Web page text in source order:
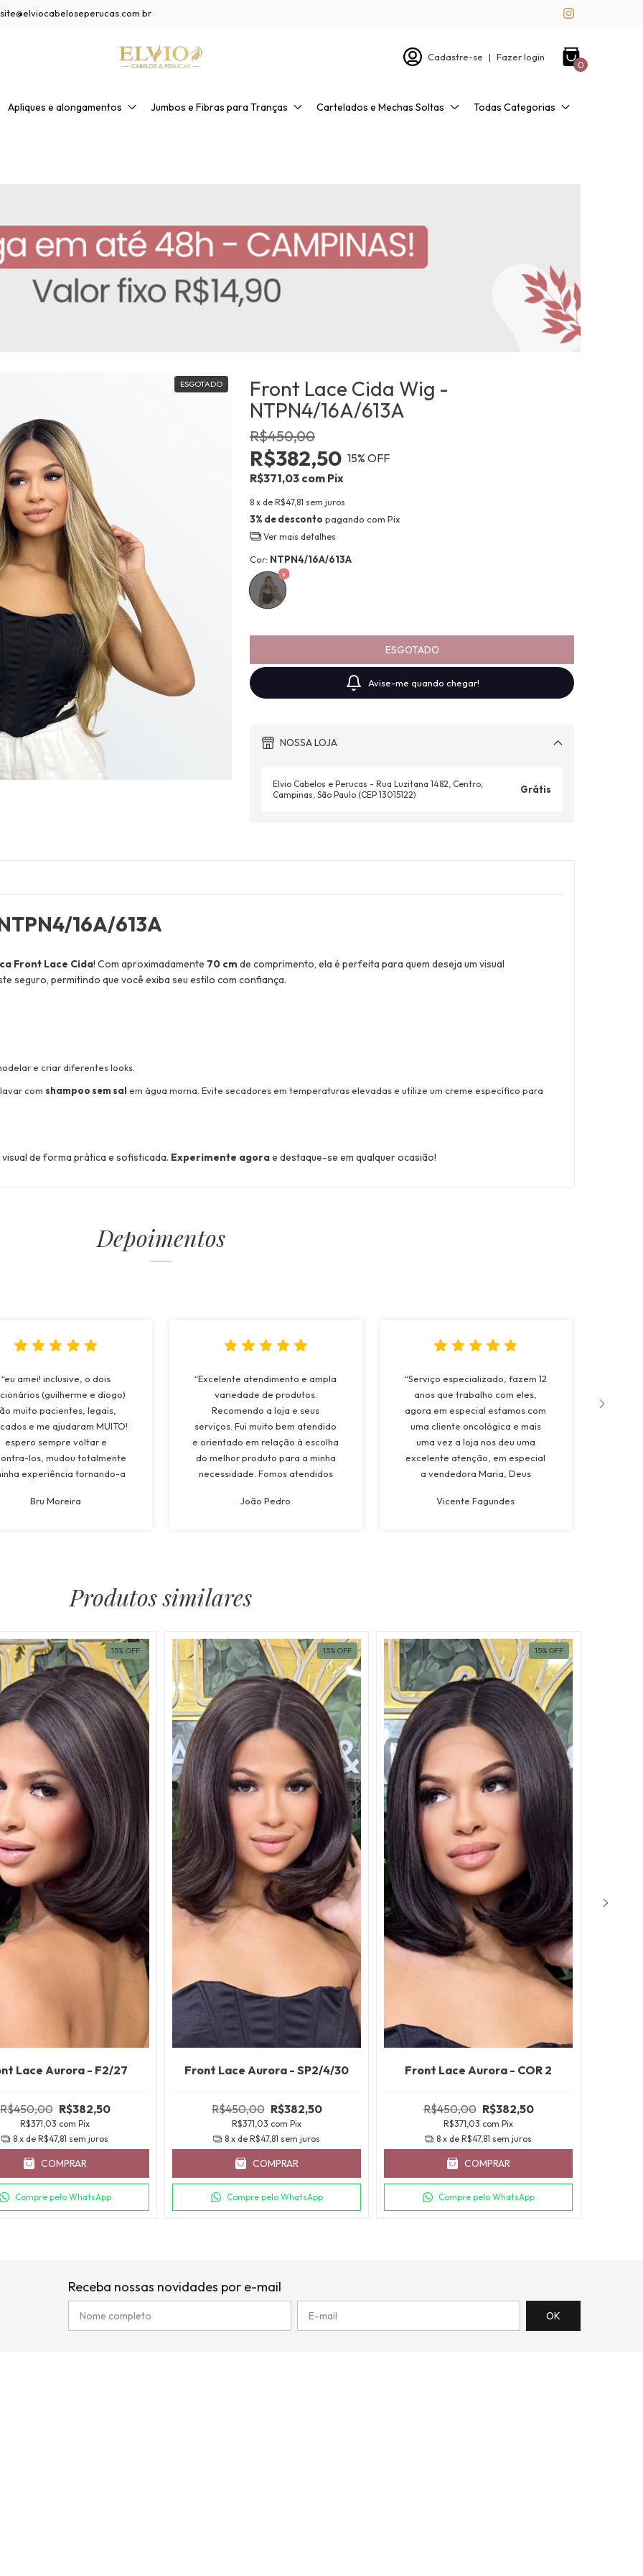
Cadastre-se | Fazer login
0
Apliques e alongamentos Jumbos e Fibras para Tranças Cartelados e Mechas Soltas Todas Categorias
ESGOTADO
Front Lace Cida Wig -
NTPN4/16A/613A
R$450,00
R$382,50 15% OFF
R$371,03 com Pix
8 x de R$47,81 sem juros
3% de desconto pagando com Pix
Ver mais detalhes
Cor: NTPN4/16A/613A
Avise-me quando chegar!
NOSSA LOJA
Elvio Cabelos e Perucas - Rua Luzitana 1482, Centro,
Campinas, São Paulo (CEP 13015122)
Grátis
16A/613A
Front Lace Cida! Com aproximadamente 70 cm de comprimento, ela é perfeita para quem deseja um visual
seguro, permitindo que você exiba seu estilo com confiança.
e criar diferentes looks.
com shampoo sem sal em água morna. Evite secadores em temperaturas elevadas e utilize um creme específico para
de forma prática e sofisticada. Experimente agorae destaque-se em qualquer ocasião!
Depoimentos
“eu amei! inclusive, o dois
(guilherme e diogo)
muito pacientes, legais,
e me ajudaram MUITO!
espero sempre voltar e
los, mudou totalmente
experiência tornando-a
quais já estive! recomendarei
Bru Moreira
“Excelente atendimento e ampla
variedade de produtos.
Recomendo a loja e seus
serviços. Fui muito bem atendido
e orientado em relação à escolha
do melhor produto para a minha
necessidade. Fomos atendidos
atenção e suporte a todo
João Pedro
“Serviço especializado, fazem 12
anos que trabalho com eles,
agora em especial estamos com
uma cliente oncológica e mais
uma vez a loja nos deu uma
excelente atenção, em especial
a vendedora Maria, Deus
Vicente Fagundes
Produtos similares
15% OFF
Lace Aurora - F2/27
R$450,00 R$382,50
R$371,03 com Pix
8 x de R$47,81 sem juros
COMPRAR
Compre pelo WhatsApp
15% OFF
Front Lace Aurora - SP2/4/30
R$450,00 R$382,50
R$371,03 com Pix
8 x de R$47,81 sem juros
COMPRAR
Compre pelo WhatsApp
15% OFF
Front Lace Aurora - COR 2
R$450,00 R$382,50
R$371,03 com Pix
8 x de R$47,81 sem juros
COMPRAR
Compre pelo WhatsApp
Receba nossas novidades por e-mail